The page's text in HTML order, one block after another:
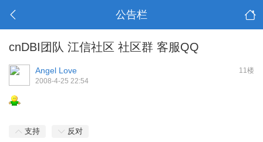
公告栏
cnDBI团队 江信社区 社区群 客服QQ
11楼
Angel Love
2008-4-25 22:54
支持 反对